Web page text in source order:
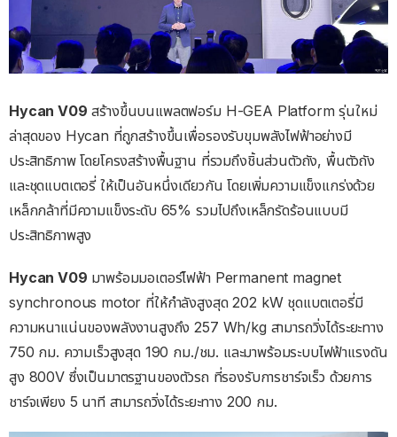
Hycan V09 สร้างขึ้นบนแพลตฟอร์ม H-GEA Platform รุ่นใหม่
ล่าสุดของ Hycan ที่ถูกสร้างขึ้นเพื่อรองรับขุมพลังไฟฟ้าอย่างมี
ประสิทธิภาพ โดยโครงสร้างพื้นฐาน ที่รวมถึงชิ้นส่วนตัวถัง, พื้นตัวถัง
และชุดแบตเตอรี่ ให้เป็นอันหนึ่งเดียวกัน โดยเพิ่มความแข็งแกร่งด้วย
เหล็กกล้าที่มีความแข็งระดับ 65% รวมไปถึงเหล็กรัดร้อนแบบมี
ประสิทธิภาพสูง
Hycan V09 มาพร้อมมอเตอร์ไฟฟ้า Permanent magnet
synchronous motor ที่ให้กำลังสูงสุด 202 kW ชุดแบตเตอรี่มี
ความหนาแน่นของพลังงานสูงถึง 257 Wh/kg สามารถวิ่งได้ระยะทาง
750 กม. ความเร็วสูงสุด 190 กม./ชม. และมาพร้อมระบบไฟฟ้าแรงดัน
สูง 800V ซึ่งเป็นมาตรฐานของตัวรถ ที่รองรับการชาร์จเร็ว ด้วยการ
ชาร์จเพียง 5 นาที สามารถวิ่งได้ระยะทาง 200 กม.